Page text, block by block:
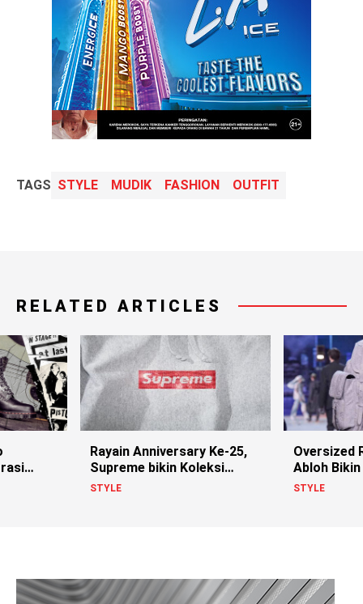
TAGS STYLE MUDIK FASHION OUTFIT
RELATED ARTICLES
Rayain Anniversary Ke-25,
Supreme bikin Koleksi
Berhias Swarovski
STYLE
Oversized
Abloh Bikin
STYLE